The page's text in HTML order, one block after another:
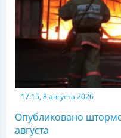
17:15, 8 августа 2026
Опубликовано
августа